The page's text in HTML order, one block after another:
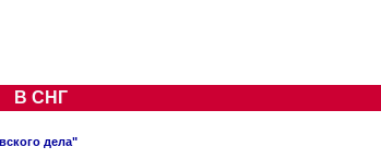
В СНГ
дела"